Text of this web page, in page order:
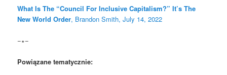
What Is The “Council For Inclusive Capitalism?” It’s The
New World Order, Brandon Smith, July 14, 2022
−∗−
Powiązane tematycznie: